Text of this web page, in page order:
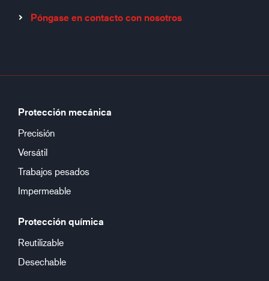
Póngase en contacto con nosotros
Protección mecánica
Precisión
Versátil
Trabajos pesados
Impermeable
Protección química
Reutilizable
Desechable